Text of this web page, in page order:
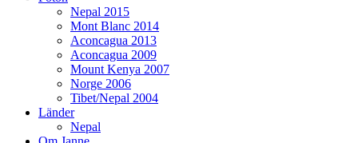
Nepal 2015
Mont Blanc 2014
Aconcagua 2013
Aconcagua 2009
Mount Kenya 2007
Norge 2006
Tibet/Nepal 2004
Länder
Nepal